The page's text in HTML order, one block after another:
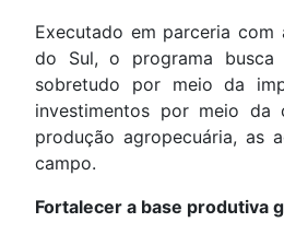
Executado em parceria
do Sul, o programa
sobretudo por meio da
investimentos por meio da
produção agropecuária, as
campo.
Fortalecer a base produtiva